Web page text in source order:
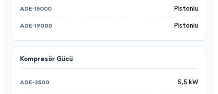
Pistonlu
Pistonlu
Kompresör Gücü
5,5 kW